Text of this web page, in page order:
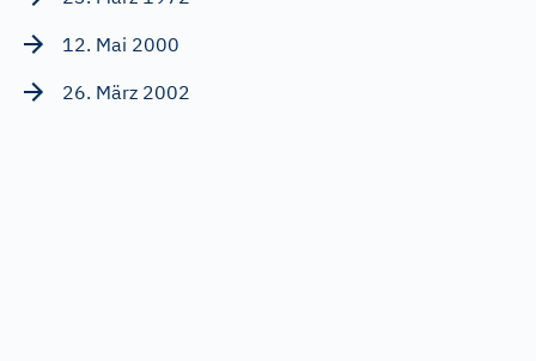
12. Mai 2000
26. März 2002